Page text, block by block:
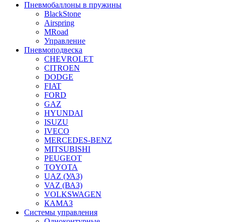
Пневмобаллоны в пружины
BlackStone
Airspring
MRoad
Управление
Пневмоподвеска
CHEVROLET
CITROEN
DODGE
FIAT
FORD
GAZ
HYUNDAI
ISUZU
IVECO
MERCEDES-BENZ
MITSUBISHI
PEUGEOT
TOYOTA
UAZ (УАЗ)
VAZ (ВАЗ)
VOLKSWAGEN
КАМАЗ
Системы управления